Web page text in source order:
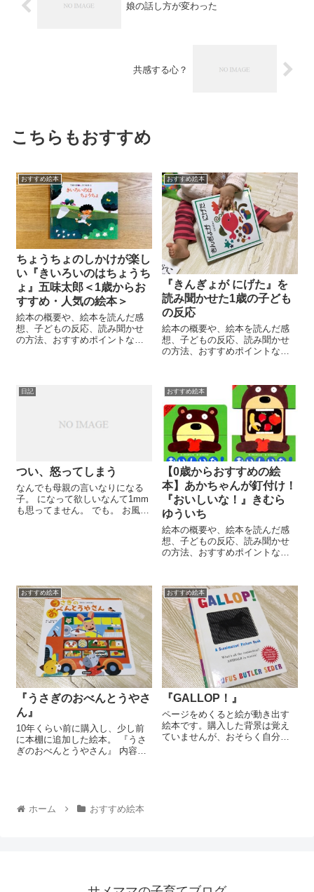
娘の話し方が変わった
共感する心？
こちらもおすすめ
おすすめ絵本
ちょうちょのしかけが楽し
い『きいろいのはちょうち
ょ』五味太郎＜1歳からお
すすめ・人気の絵本＞
絵本の概要や、絵本を読んだ感
想、子どもの反応、読み聞かせ
の方法、おすすめポイントな
徴、選び方、知育・教育の観点
おすすめ絵本
『きんぎょが にげた』を
読み聞かせた1歳の子ども
の反応
絵本の概要や、絵本を読んだ感
想、子どもの反応、読み聞かせ
の方法、おすすめポイントな
稚園教諭のママが、子育てのリ
アルを交えて考察。年齢別や特
徴、選び方、知育・教育の観点
からもおすすめの絵本をご紹介
します。
日記
つい、怒ってしまう
なんでも母親の言いなりになる
子。 になって欲しいなんて1mm
も思ってません。 でも。 お風呂
おすすめ絵本
【0歳からおすすめの絵
本】あかちゃんが釘付け！
『おいしいな！』きむら
ゆういち
絵本の概要や、絵本を読んだ感
想、子どもの反応、読み聞かせ
の方法、おすすめポイントな
稚園教諭のママが、子育てのリ
アルを交えて考察。年齢別や特
徴、選び方、知育・教育の観点
からもおすすめの絵本をご紹介
します。
おすすめ絵本
『うさぎのおべんとうやさ
ん』
10年くらい前に購入し、少し前
に本棚に追加した絵本。 『うさ
ぎのおべんとうやさん』 内容
持ってきてくれる、...
おすすめ絵本
『GALLOP！』
ページをめくると絵が動き出す
絵本です。購入した背景は覚え
ていませんが、おそらく自分
ホーム
おすすめ絵本